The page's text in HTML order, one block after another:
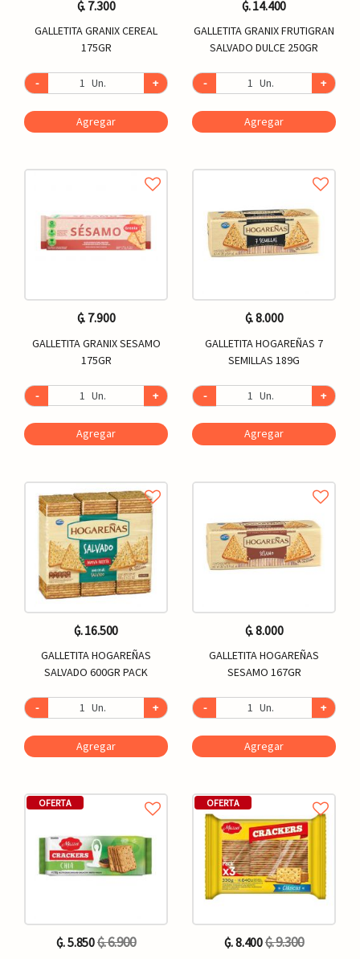
₲. 7.300
GALLETITA GRANIX CEREAL
175GR
- Un. +
Agregar
₲. 14.400
GALLETITA GRANIX FRUTIGRAN
SALVADO DULCE 250GR
- Un. +
Agregar
₲. 7.900
GALLETITA GRANIX SESAMO
175GR
- Un. +
Agregar
₲. 8.000
GALLETITA HOGAREÑAS 7
SEMILLAS 189G
- Un. +
Agregar
₲. 16.500
GALLETITA HOGAREÑAS
SALVADO 600GR PACK
- Un. +
Agregar
₲. 8.000
GALLETITA HOGAREÑAS
SESAMO 167GR
- Un. +
Agregar
OFERTA
₲. 5.850₲. 6.900
OFERTA
₲. 8.400₲. 9.300